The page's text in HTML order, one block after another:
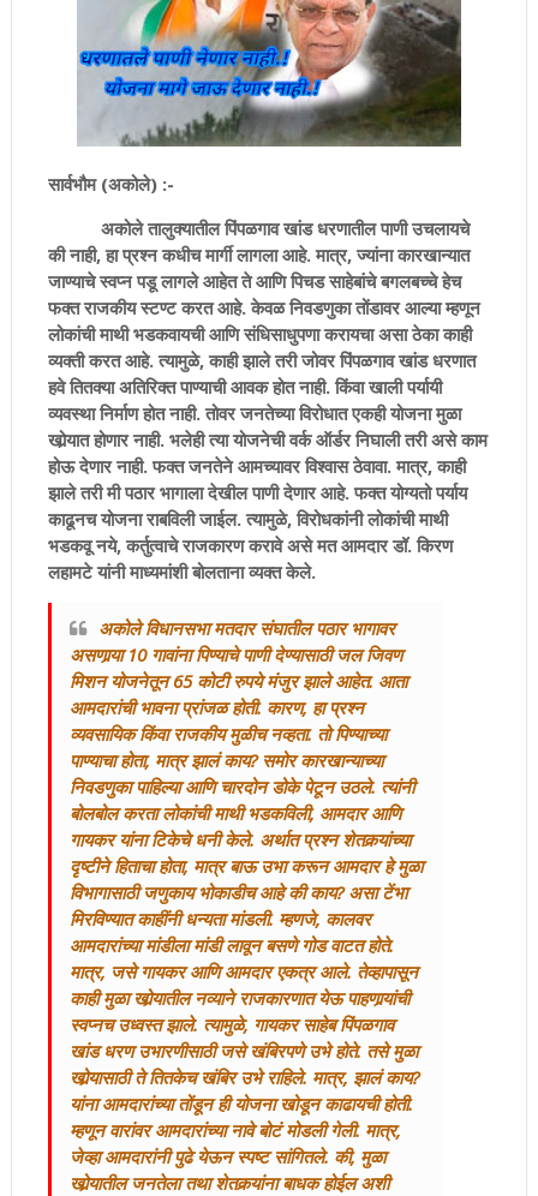
सार्वभौम (अकोले) :-
अकोले तालुक्यातील पिंपळगाव खांड धरणातील पाणी उचलायचे
की नाही, हा प्रश्न कधीच मार्गी लागला आहे. मात्र, ज्यांना कारखान्यात
जाण्याचे स्वप्न पडू लागले आहेत ते आणि पिचड साहेबांचे बगलबच्चे हेच
फक्त राजकीय स्टण्ट करत आहे. केवळ निवडणुका तोंडावर आल्या म्हणून
लोकांची माथी भडकवायची आणि संधिसाधुपणा करायचा असा ठेका काही
व्यक्ती करत आहे. त्यामुळे, काही झाले तरी जोवर पिंपळगाव खांड धरणात
हवे तितक्या अतिरिक्त पाण्याची आवक होत नाही. किंवा खाली पर्यायी
व्यवस्था निर्माण होत नाही. तोवर जनतेच्या विरोधात एकही योजना मुळा
खोर्‍यात होणार नाही. भलेही त्या योजनेची वर्क ऑर्डर निघाली तरी असे काम
होऊ देणार नाही. फक्त जनतेने आमच्यावर विश्वास ठेवावा. मात्र, काही
झाले तरी मी पठार भागाला देखील पाणी देणार आहे. फक्त योग्यतो पर्याय
काढूनच योजना राबविली जाईल. त्यामुळे, विरोधकांनी लोकांची माथी
भडकवू नये, कर्तुत्वाचे राजकारण करावे असे मत आमदार डॉ. किरण
लहामटे यांनी माध्यमांशी बोलताना व्यक्त केले.
अकोले विधानसभा मतदार संघातील पठार भागावर
असणार्‍या 10 गावांना पिण्याचे पाणी देण्यासाठी जल जिवण
मिशन योजनेतून 65 कोटी रुपये मंजुर झाले आहेत. आता
आमदारांची भावना प्रांजळ होती. कारण, हा प्रश्न
व्यवसायिक किंवा राजकीय मुळीच नव्हता. तो पिण्याच्या
पाण्याचा होता, मात्र झालं काय? समोर कारखान्याच्या
निवडणुका पाहिल्या आणि चारदोन डोके पेटून उठले. त्यांनी
बोलबोल करता लोकांची माथी भडकविली, आमदार आणि
गायकर यांना टिकेचे धनी केले. अर्थात प्रश्न शेतकर्‍यांच्या
दृष्टीने हिताचा होता, मात्र बाऊ उभा करून आमदार हे मुळा
विभागासाठी जणुकाय भोकाडीच आहे की काय? असा टेंभा
मिरविण्यात काहींनी धन्यता मांडली. म्हणजे, कालवर
आमदारांच्या मांडीला मांडी लावून बसणे गोड वाटत होते.
मात्र, जसे गायकर आणि आमदार एकत्र आले. तेव्हापासून
काही मुळा खोर्‍यातील नव्याने राजकारणात येऊ पाहणार्‍यांची
स्वप्नच उध्वस्त झाले. त्यामुळे, गायकर साहेब पिंपळगाव
खांड धरण उभारणीसाठी जसे खंबिरपणे उभे होते. तसे मुळा
खोर्‍यासाठी ते तितकेच खंबिर उभे राहिले. मात्र, झालं काय?
यांना आमदारांच्या तोंडून ही योजना खोडून काढायची होती.
म्हणून वारांवर आमदारांच्या नावे बोटं मोडली गेली. मात्र,
जेव्हा आमदारांनी पुढे येऊन स्पष्ट सांगितले. की, मुळा
खोर्‍यातील जनतेला तथा शेतकर्‍यांना बाधक होईल अशी